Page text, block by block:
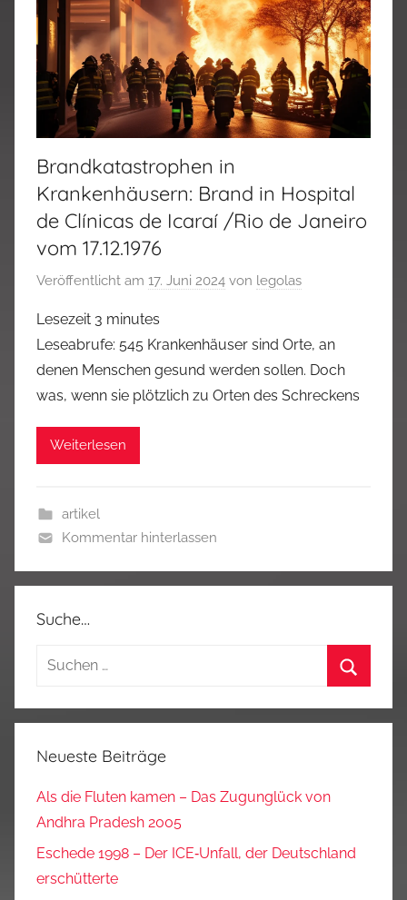
Brandkatastrophen in
Krankenhäusern: Brand in Hospital
de Clínicas de Icaraí /Rio de Janeiro
vom 17.12.1976
Veröffentlicht am 17. Juni 2024 von legolas
Lesezeit 3 minutes
Leseabrufe: 545 Krankenhäuser sind Orte, an
denen Menschen gesund werden sollen. Doch
was, wenn sie plötzlich zu Orten des Schreckens
Weiterlesen
artikel
Kommentar hinterlassen
Suche…
Suchen
Neueste Beiträge
Als die Fluten kamen – Das Zugunglück von
Andhra Pradesh 2005
Eschede 1998 – Der ICE‑Unfall, der Deutschland
erschütterte